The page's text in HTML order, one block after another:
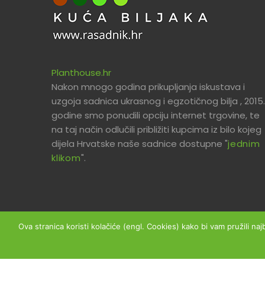
Planthouse.hr
Nakon mnogo godina prikupljanja iskustava i
uzgoja sadnica ukrasnog i egzotičnog bilja , 2015.
godine smo ponudili opciju internet trgovine, te
na taj način odlučili približiti kupcima iz bilo kojeg
dijela Hrvatske naše sadnice dostupne "jednim
klikom".
Ova stranica koristi kolačiće (engl. Cookies) kako bi vam pružili